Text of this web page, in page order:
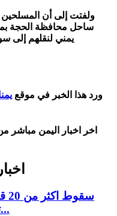
ولفتت إلى أن المسلحين
ساحل محافظة الحجة
يمني لنقلهم إلى
ورد هذا الخبر في موقع
اخر اخبار اليمن مباشر
تهز اكبر معسكرات الحـ ـوثيين...